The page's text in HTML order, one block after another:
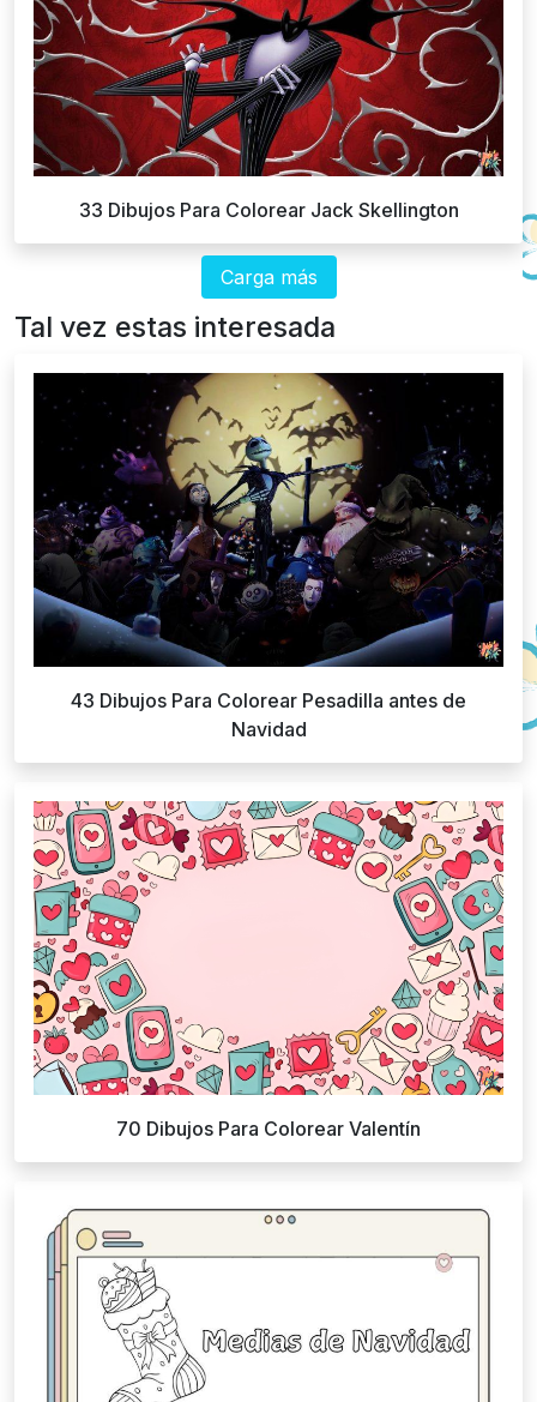
33 Dibujos Para Colorear Jack Skellington
Carga más
Tal vez estas interesada
43 Dibujos Para Colorear Pesadilla antes de
Navidad
70 Dibujos Para Colorear Valentín